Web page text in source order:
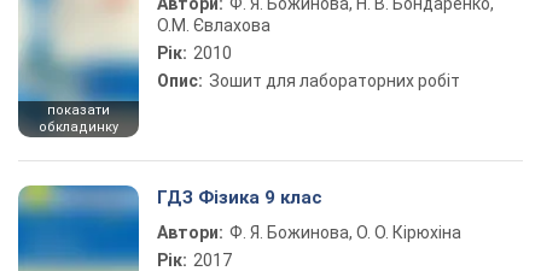
показати
обкладинку
О.М. Євлахова
Рік: 2010
Опис: Зошит для лабораторних робіт
ГДЗ Фізика 9 клас
Автори: Ф. Я. Божинова, О. О. Кірюхіна
Рік: 2017